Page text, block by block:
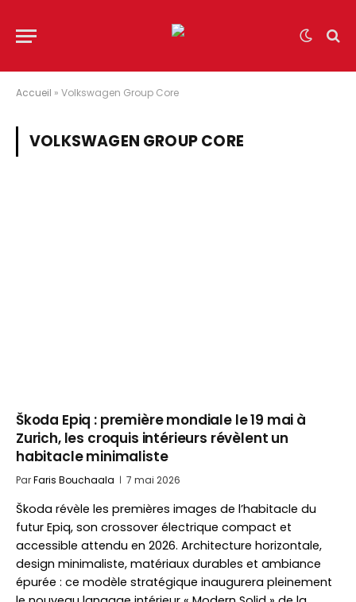
Accueil » Volkswagen Group Core
VOLKSWAGEN GROUP CORE
Škoda Epiq : première mondiale le 19 mai à
Zurich, les croquis intérieurs révèlent un
habitacle minimaliste
ParFaris Bouchaala 7 mai 2026
Škoda révèle les premières images de l’habitacle du
futur Epiq, son crossover électrique compact et
accessible attendu en 2026. Architecture horizontale,
design minimaliste, matériaux durables et ambiance
épurée : ce modèle stratégique inaugurera pleinement